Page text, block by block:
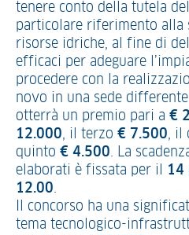
tenere conto della tutela
particolare riferimento alla
risorse idriche, al fine di
efficaci per adeguare
procedere con la
novo in una sede
otterrà un premio pari a €
12.000, il terzo € 7.500, il
quinto € 4.500. La
elaborati è fissata per il
14
12.00.
Il concorso ha una
tema tecnologico-